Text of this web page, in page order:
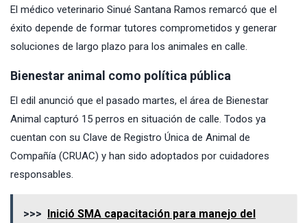
El médico veterinario Sinué Santana Ramos remarcó que el
éxito depende de formar tutores comprometidos y generar
soluciones de largo plazo para los animales en calle.
Bienestar animal como política pública
El edil anunció que el pasado martes, el área de Bienestar
Animal capturó 15 perros en situación de calle. Todos ya
cuentan con su Clave de Registro Única de Animal de
Compañía (CRUAC) y han sido adoptados por cuidadores
responsables.
>>>
Inició SMA capacitación para manejo del